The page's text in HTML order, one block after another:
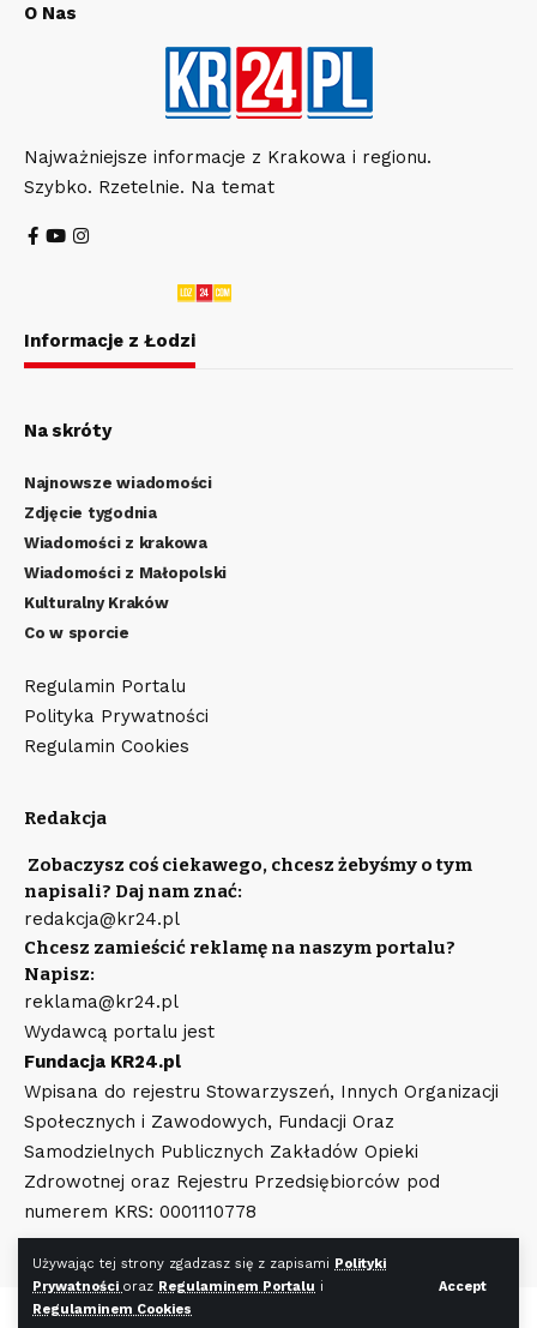
Używając tej strony zgadzasz się z zapisami Polityki
Prywatności oraz Regulaminem Portalu i
Regulaminem Cookies
Accept
O Nas
Najważniejsze informacje z Krakowa i regionu.
Szybko. Rzetelnie. Na temat
Informacje z Łodzi
Na skróty
Najnowsze wiadomości
Zdjęcie tygodnia
Wiadomości z krakowa
Wiadomości z Małopolski
Kulturalny Kraków
Co w sporcie
Regulamin Portalu
Polityka Prywatności
Regulamin Cookies
Redakcja
Zobaczysz coś ciekawego, chcesz żebyśmy o tym
napisali? Daj nam znać:
redakcja@kr24.pl
Chcesz zamieścić reklamę na naszym portalu?
Napisz:
reklama@kr24.pl
Wydawcą portalu jest
Fundacja KR24.pl
Wpisana do rejestru Stowarzyszeń, Innych Organizacji
Społecznych i Zawodowych, Fundacji Oraz
Samodzielnych Publicznych Zakładów Opieki
Zdrowotnej oraz Rejestru Przedsiębiorców pod
numerem KRS: 0001110778
©KR24.plWszystkie prawa zastrzeżone. Wykonanie strony